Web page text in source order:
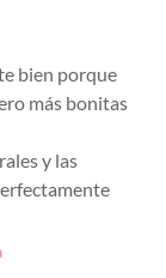
bien porque
más bonitas
y las